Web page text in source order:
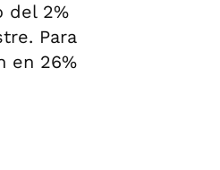
del 2%
Para
en 26%